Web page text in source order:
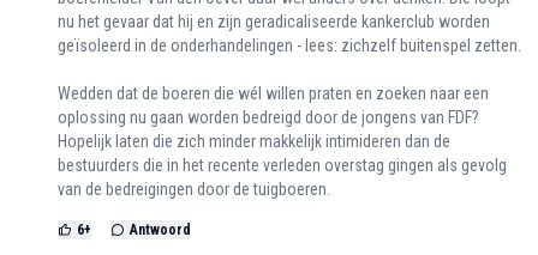
nu het gevaar dat hij en zijn geradicaliseerde kankerclub worden
geïsoleerd in de onderhandelingen - lees: zichzelf buitenspel zetten.
Wedden dat de boeren die wél willen praten en zoeken naar een
oplossing nu gaan worden bedreigd door de jongens van FDF?
Hopelijk laten die zich minder makkelijk intimideren dan de
bestuurders die in het recente verleden overstag gingen als gevolg
van de bedreigingen door de tuigboeren.
6+ Antwoord